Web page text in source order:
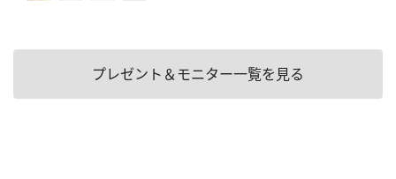
プレゼント＆モニター一覧を見る